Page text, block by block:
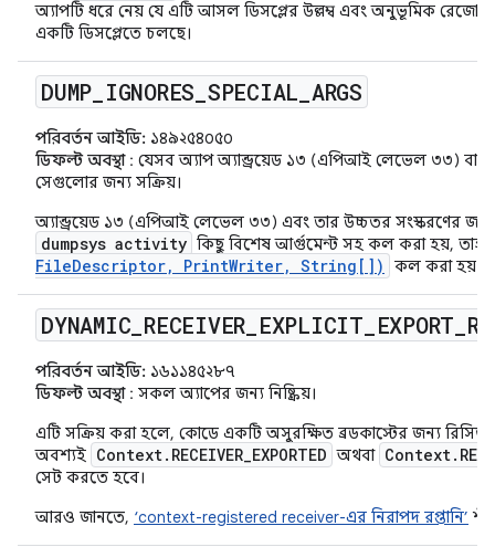
অ্যাপটি ধরে নেয় যে এটি আসল ডিসপ্লের উল্লম্ব এবং অনুভূমিক
একটি ডিসপ্লেতে চলছে।
DUMP IGNORES SPECIAL ARGS
পরিবর্তন আইডি: ১৪৯২৫৪০৫০
ডিফল্ট অবস্থা: যেসব অ্যাপ অ্যান্ড্রয়েড ১৩ (এপিআই লেভেল ৩৩) বা
সেগুলোর জন্য সক্রিয়।
অ্যান্ড্রয়েড ১৩ (এপিআই লেভেল ৩৩) এবং তার উচ্চতর সংস্করণের জন্য
dumpsys activity কিছু বিশেষ আর্গুমেন্ট সহ কল ​​করা হয়,
FileDescriptor, PrintWriter, String[]) কল করা হয়
DYNAMIC RECEIVER EXPLICIT EXPORT
পরিবর্তন আইডি: ১৬১১৪৫২৮৭
ডিফল্ট অবস্থা: সকল অ্যাপের জন্য নিষ্ক্রিয়।
এটি সক্রিয় করা হলে, কোডে একটি অসুরক্ষিত ব্রডকাস্টের জন্য
অবশ্যই Context.RECEIVER_EXPORTED অথবা
সেট করতে হবে।
আরও জানতে, ‘context-registered receiver-এর নিরাপদ রপ্তানি’